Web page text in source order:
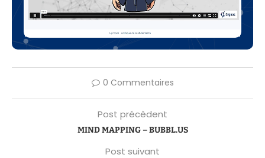
0 Commentaires
Post précèdent
MIND MAPPING – BUBBL.US
Post suivant